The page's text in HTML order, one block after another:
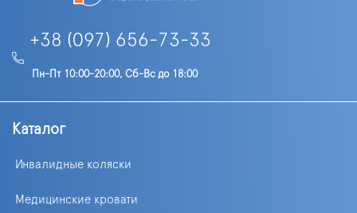
+38 (097) 656-73-33
Пн-Пт 10:00-20:00, Сб-Вс до 18:00
Каталог
Инвалидные коляски
Медицинские кровати